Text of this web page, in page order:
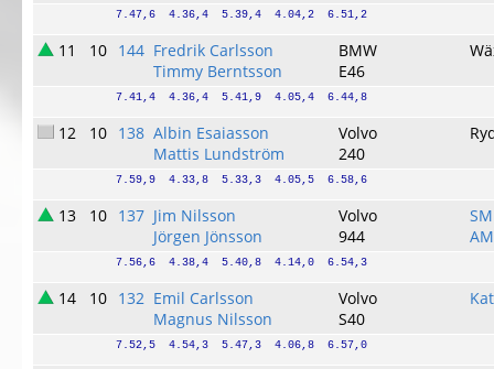
7.47,6  4.36,4  5.39,4  4.04,2  6.51,2
11 10 144 Fredrik Carlsson
Timmy Berntsson
BMW
E46
7.41,4  4.36,4  5.41,9  4.05,4  6.44,8
12 10 138 Albin Esaiasson
Mattis Lundström
Volvo
240
7.59,9  4.33,8  5.33,3  4.05,5  6.58,6
13 10 137 Jim Nilsson
Jörgen Jönsson
Volvo
944
7.56,6  4.38,4  5.40,8  4.14,0  6.54,3
14 10 132 Emil Carlsson
Magnus Nilsson
Volvo
S40
7.52,5  4.54,3  5.47,3  4.06,8  6.57,0